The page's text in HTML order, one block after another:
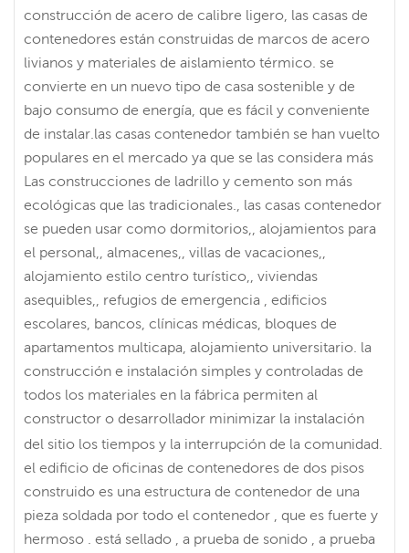
construcción de acero de calibre ligero, las casas de
contenedores están construidas de marcos de acero
livianos y materiales de aislamiento térmico. se
convierte en un nuevo tipo de casa sostenible y de
bajo consumo de energía, que es fácil y conveniente
de instalar.las casas contenedor también se han vuelto
populares en el mercado ya que se las considera más
Las construcciones de ladrillo y cemento son más
ecológicas que las tradicionales., las casas contenedor
se pueden usar como dormitorios,, alojamientos para
el personal,, almacenes,, villas de vacaciones,,
alojamiento estilo centro turístico,, viviendas
asequibles,, refugios de emergencia , edificios
escolares, bancos, clínicas médicas, bloques de
apartamentos multicapa, alojamiento universitario. la
construcción e instalación simples y controladas de
todos los materiales en la fábrica permiten al
constructor o desarrollador minimizar la instalación
del sitio los tiempos y la interrupción de la comunidad.
el edificio de oficinas de contenedores de dos pisos
construido es una estructura de contenedor de una
pieza soldada por todo el contenedor , que es fuerte y
hermoso . está sellado , a prueba de sonido , a prueba